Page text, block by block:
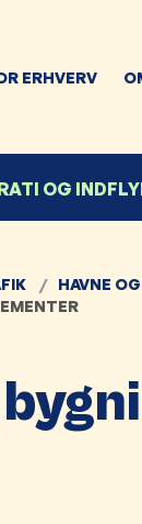
ERHVERV
OG
HAVNE